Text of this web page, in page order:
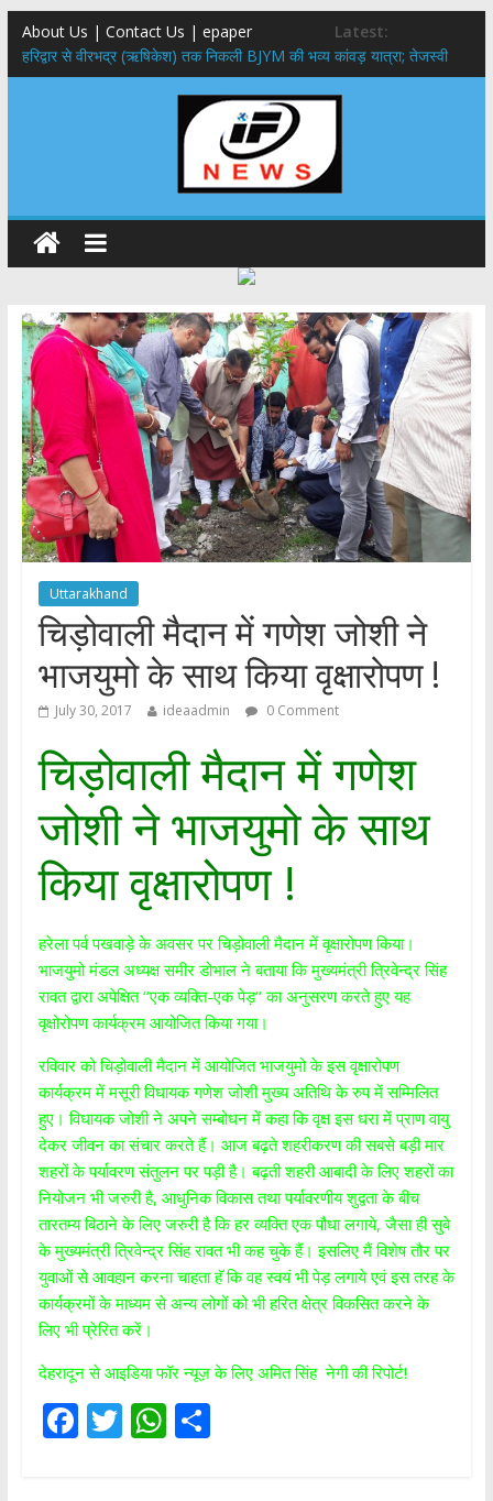
About Us | Contact Us | epaper
Latest:
​हरिद्वार से वीरभद्र (ऋषिकेश) तक निकली BJYM की भव्य कांवड़ यात्रा; तेजस्वी
सूर्या ने की देश व प्रदेशवासियों के कल्याण की कामना
नंदा की चौकी पुल हादसा: PWD के EE, AE और JE निलंबित, सीएम धामी के निर्देश
मुख्यमंत्री ने 9 लाख 87 हजार17 पेंशन लाभार्थियों को कुल 146 करोड़ 32 लाख
राष्ट्रीय हथकरघा दिवस पर मुख्यमंत्री धामी ने उत्कृष्ट बुनकरों और हस्तशिल्प
कारीगरों को किया सम्मानित
​धामी कैबिनेट का बड़ा फैसला: पशुपालकों को 60% तक सब्सिडी, गंगा एक्सप्रेसवे का
हरिद्वार तक होगा विस्तार
Uttarakhand
चिड़ोवाली मैदान में गणेश जोशी ने
भाजयुमो के साथ किया वृक्षारोपण !
July 30, 2017 ideaadmin 0 Comment
चिड़ोवाली मैदान में गणेश
जोशी ने भाजयुमो के साथ
किया वृक्षारोपण !
हरेला पर्व पखवाड़े के अवसर पर चिड़ोवाली मैदान में वृक्षारोपण किया।
भाजयुमो मंडल अध्यक्ष समीर डोभाल ने बताया कि मुख्यमंत्री त्रिवेन्द्र सिंह
रावत द्वारा अपेक्षित ‘‘एक व्यक्ति-एक पेड़‘‘ का अनुसरण करते हुए यह
वृक्षोरोपण कार्यक्रम आयोजित किया गया।
रविवार को चिड़ोवाली मैदान में आयोजित भाजयुमो के इस वृक्षारोपण
कार्यक्रम में मसूरी विधायक गणेश जोशी मुख्य अतिथि के रुप में सम्मिलित
हुए। विधायक जोशी ने अपने सम्बोधन में कहा कि वृक्ष इस धरा में प्राण वायु
देकर जीवन का संचार करते हैं। आज बढ़ते शहरीकरण की सबसे बड़ी मार
शहरों के पर्यावरण संतुलन पर पड़ी है। बढ़ती शहरी आबादी के लिए शहरों का
नियोजन भी जरुरी है, आधुनिक विकास तथा पर्यावरणीय शुद्वता के बीच
तारतम्य बिठाने के लिए जरुरी है कि हर व्यक्ति एक पौधा लगाये, जैसा ही सुबे
के मुख्यमंत्री त्रिवेन्द्र सिंह रावत भी कह चुके हैं। इसलिए मैं विशेष तौर पर
युवाओं से आवहान करना चाहता हॅ कि वह स्वयं भी पेड़ लगाये एवं इस तरह के
कार्यक्रमों के माध्यम से अन्य लोगों को भी हरित क्षेत्र विकसित करने के
लिए भी प्रेरित करें।
देहरादून से आइडिया फॉर न्यूज़ के लिए अमित सिंह नेगी की रिपोर्ट!
F T W S